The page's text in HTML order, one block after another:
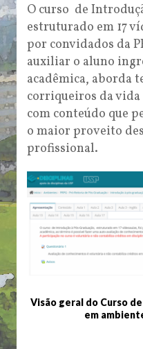
O curso de
estruturado em 17
por convidados da
auxiliar o aluno
acadêmica, aborda
corriqueiros da
com conteúdo que
o maior proveito
profissional.
Visão geral do Curso
em